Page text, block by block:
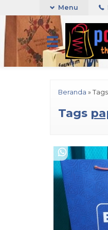
Menu
Beranda »
Tags